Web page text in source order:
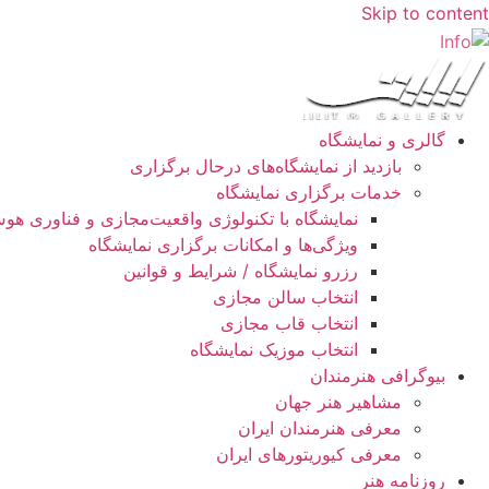
Skip to content
گالری و نمایشگاه
بازدید از نمایشگاه‌های درحال برگزاری
خدمات برگزاری نمایشگاه
نمایشگاه با تکنولوژی واقعیت‌مجازی و فناوری
ویژگی‌ها و امکانات برگزاری نمایشگاه
رزرو نمایشگاه / شرایط و قوانین
انتخاب سالن مجازی
انتخاب قاب مجازی
انتخاب موزیک نمایشگاه
بیوگرافی هنرمندان
مشاهیر هنر جهان
معرفی هنرمندان ایران
معرفی کیوریتورهای ایران
روزنامه هنر